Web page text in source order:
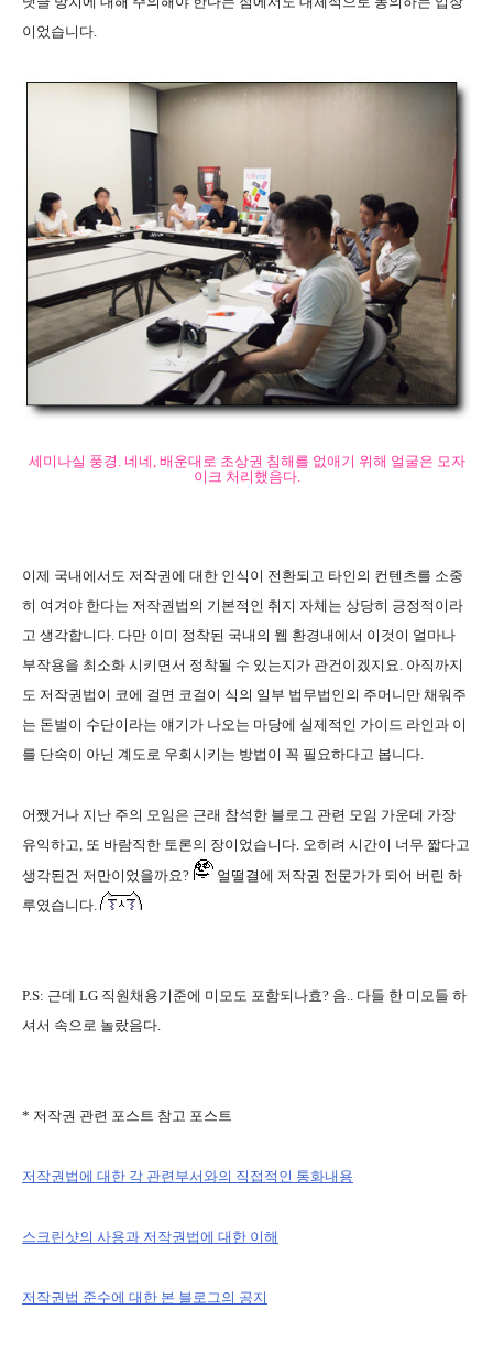
이었습니다.
세미나실 풍경. 네네, 배운대로 초상권 침해를 없애기 위해 얼굴은 모자
이크 처리했음다.
이제 국내에서도 저작권에 대한 인식이 전환되고 타인의 컨텐츠를 소중
히 여겨야 한다는 저작권법의 기본적인 취지 자체는 상당히 긍정적이라
고 생각합니다. 다만 이미 정착된 국내의 웹 환경내에서 이것이 얼마나
부작용을 최소화 시키면서 정착될 수 있는지가 관건이겠지요. 아직까지
도 저작권법이 코에 걸면 코걸이 식의 일부 법무법인의 주머니만 채워주
는 돈벌이 수단이라는 얘기가 나오는 마당에 실제적인 가이드 라인과 이
를 단속이 아닌 계도로 우회시키는 방법이 꼭 필요하다고 봅니다.
어쨌거나 지난 주의 모임은 근래 참석한 블로그 관련 모임 가운데 가장
유익하고, 또 바람직한 토론의 장이었습니다. 오히려 시간이 너무 짧다고
생각된건 저만이었을까요?
얼떨결에 저작권 전문가가 되어 버린 하
루였습니다.
P.S: 근데 LG 직원채용기준에 미모도 포함되나효? 음.. 다들 한 미모들 하
셔서 속으로 놀랐음다.
* 저작권 관련 포스트 참고 포스트
저작권법에 대한 각 관련부서와의 직접적인 통화내용
스크린샷의 사용과 저작권법에 대한 이해
저작권법 준수에 대한 본 블로그의 공지